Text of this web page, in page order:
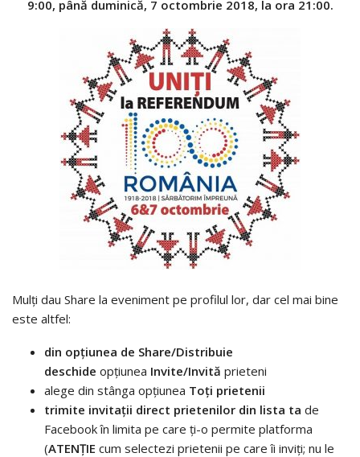
9:00, până duminică, 7 octombrie 2018, la ora 21:00.
Mulți dau Share la eveniment pe profilul lor, dar cel mai bine
este altfel:
din opțiunea de Share/Distribuie
deschide opțiunea Invite/Invită prieteni
alege din stânga opțiunea Toți prietenii
trimite invitații direct prietenilor din lista ta de
Facebook în limita pe care ți-o permite platforma
(ATENȚIE cum selectezi prietenii pe care îi inviți; nu le